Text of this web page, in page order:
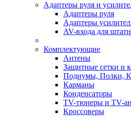
Адаптеры руля и
Адаптеры руля
Адаптеры
AV-входа для
Комплектующие
Антены
Защитные сетки и
Подиумы, Полки,
Карманы
Конденсаторы
TV-тюнеры и TV-
Кроссоверы